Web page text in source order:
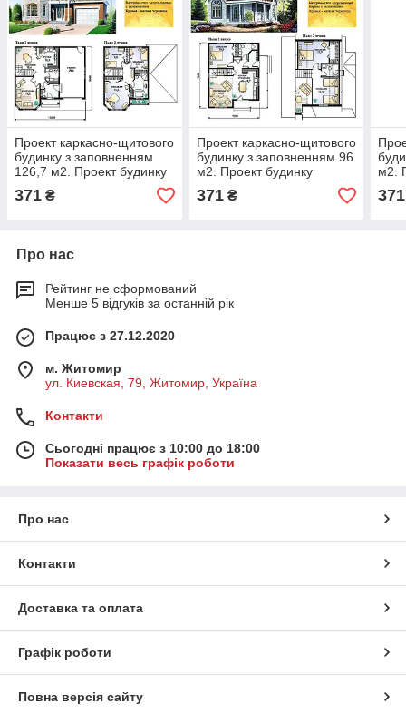
Проект каркасно-щитового
будинку з заповненням
126,7 м2. Проект будинку
замовленні будівництва
371 ₴
Проект каркасно-щитового
будинку з заповненням 96
м2. Проект будинку
замовленні будівництва
371₴
м2.
371
Про нас
Рейтинг не сформований
Менше 5 відгуків за останній рік
Працює з 27.12.2020
м. Житомир
ул. Киевская, 79, Житомир, Україна
Контакти
Сьогодні працює з 10:00 до 18:00
Показати весь графік роботи
Про нас
Контакти
Доставка та оплата
Графік роботи
Повна версія сайту